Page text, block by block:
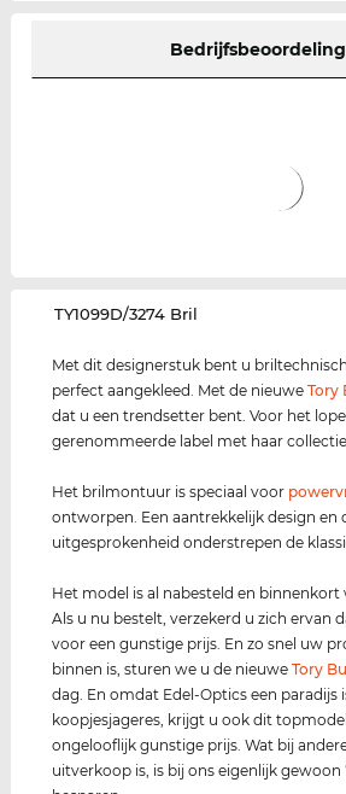
‌TY1099D/3274 Bril
Met dit designerstuk bent u
perfect aangekleed. Met de nieuweTory
dat u een trendsetter bent. Voor het
gerenommeerde label met haar
Het brilmontuur is speciaal voor power
ontworpen. Een aantrekkelijk design en
uitgesprokenheid onderstrepen de
Het model is al nabesteld en binnenkort
Als u nu bestelt, verzekerd u zich ervan
voor een gunstige prijs. En zo snel uw
binnen is, sturen we u de nieuweTory
dag. En omdat Edel-Optics een paradijs
koopjesjageres, krijgt u ook dit
ongelooflijk gunstige prijs. Wat bij
uitverkoop is, is bij ons eigenlijk gewoon